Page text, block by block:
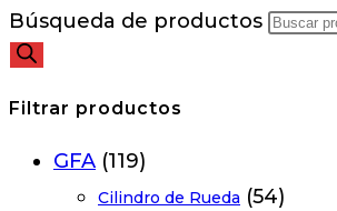
Búsqueda de productos
Filtrar productos
GFA (119)
Cilindro de Rueda (54)